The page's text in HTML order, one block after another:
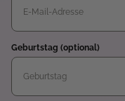
Geburtstag (optional)